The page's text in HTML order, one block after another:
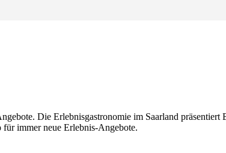
Die Erlebnisgastronomie im Saarland
immer neue Erlebnis-Angebote.